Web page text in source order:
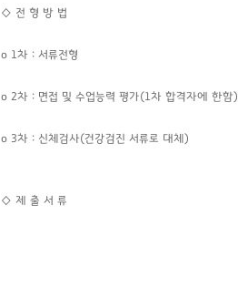
◇ 전 형 방 법
o 1차 : 서류전형
o 2차 : 면접 및 수업능력 평가(1차 합격자에 한함)
o 3차 : 신체검사(건강검진 서류로 대체)
◇ 제 출 서 류